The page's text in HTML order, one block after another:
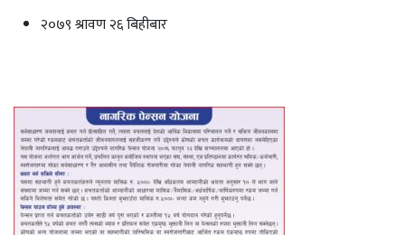
२०७९ श्रावण २६ बिहीबार